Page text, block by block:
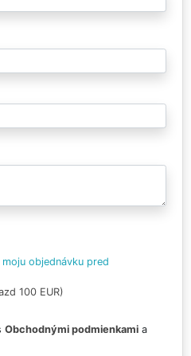
objednávku pred
100 EUR)
Obchodnými podmienkami a